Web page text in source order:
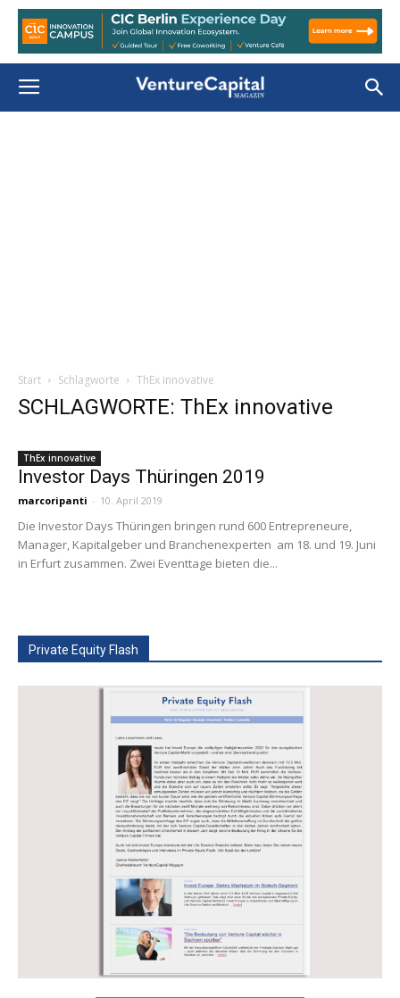
Start Schlagworte ThEx innovative
SCHLAGWORTE: ThEx innovative
ThEx innovative
Investor Days Thüringen 2019
marcoripanti - 10. April 2019
Die Investor Days Thüringen bringen rund 600 Entrepreneure,
Manager, Kapitalgeber und Branchenexperten am 18. und 19. Juni
in Erfurt zusammen. Zwei Eventtage bieten die...
Private Equity Flash